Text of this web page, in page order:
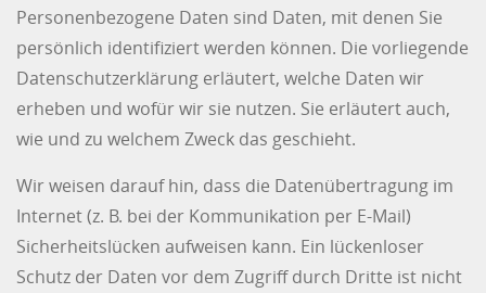
Personenbezogene Daten sind Daten, mit denen Sie
persönlich identifiziert werden können. Die vorliegende
Datenschutzerklärung erläutert, welche Daten wir
erheben und wofür wir sie nutzen. Sie erläutert auch,
wie und zu welchem Zweck das geschieht.
Wir weisen darauf hin, dass die Datenübertragung im
Internet (z. B. bei der Kommunikation per E-Mail)
Sicherheitslücken aufweisen kann. Ein lückenloser
Schutz der Daten vor dem Zugriff durch Dritte ist nicht